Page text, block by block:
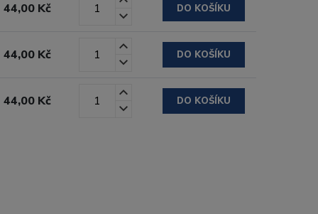
44,00 Kč DO KOŠÍKU
44,00 Kč DO KOŠÍKU
44,00 Kč DO KOŠÍKU